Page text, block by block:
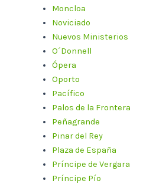
Moncloa
Noviciado
Nuevos Ministerios
O´Donnell
Ópera
Oporto
Pacífico
Palos de la Frontera
Peñagrande
Pinar del Rey
Plaza de España
Príncipe de Vergara
Príncipe Pío